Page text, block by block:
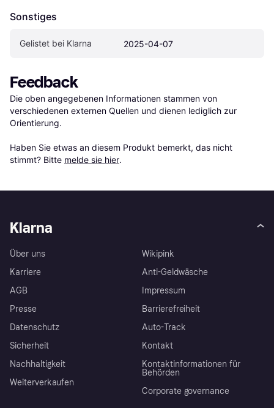
Sonstiges
Gelistet bei Klarna 2025-04-07
Feedback
Die oben angegebenen Informationen stammen von
verschiedenen externen Quellen und dienen lediglich zur
Orientierung.
Haben Sie etwas an diesem Produkt bemerkt, das nicht
stimmt? Bitte melde sie hier.
Klarna
Über uns
Karriere
AGB
Presse
Datenschutz
Sicherheit
Nachhaltigkeit
Weiterverkaufen
Wikipink
Anti-Geldwäsche
Impressum
Barrierefreiheit
Auto-Track
Kontakt
Kontaktinformationen für
Behörden
Corporate governance